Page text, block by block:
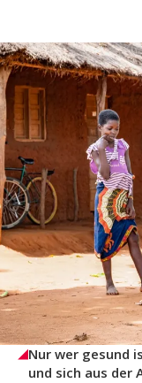
Nur wer gesund
und sich aus der